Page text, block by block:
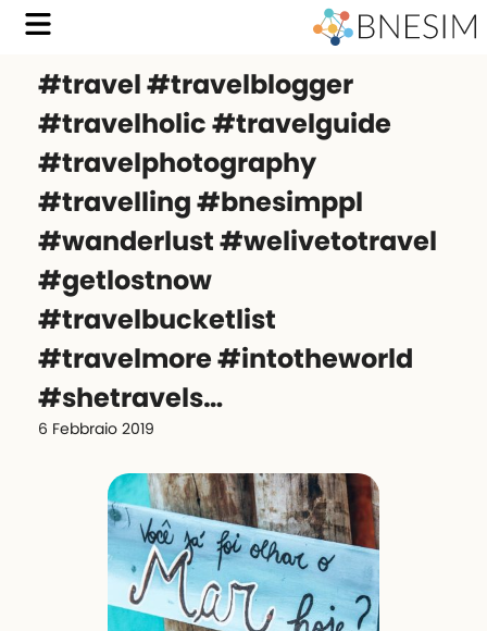
#travel #travelblogger
#travelholic #travelguide
#travelphotography
#travelling #bnesimppl
#wanderlust #welivetotravel
#getlostnow
#travelbucketlist
#travelmore #intotheworld
#shetravels…
6 Febbraio 2019